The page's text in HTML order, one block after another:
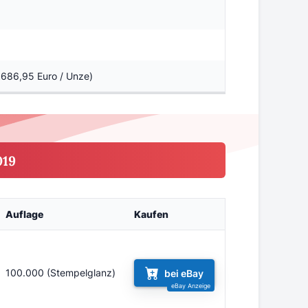
Euro / Unze)
Auflage Kaufen
100.000 (Stempelglanz) bei eBay